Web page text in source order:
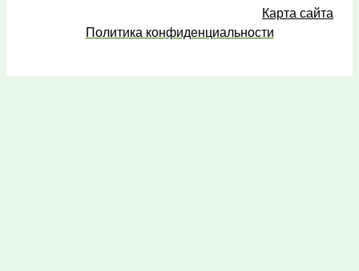
Карта сайта
Политика конфиденциальности